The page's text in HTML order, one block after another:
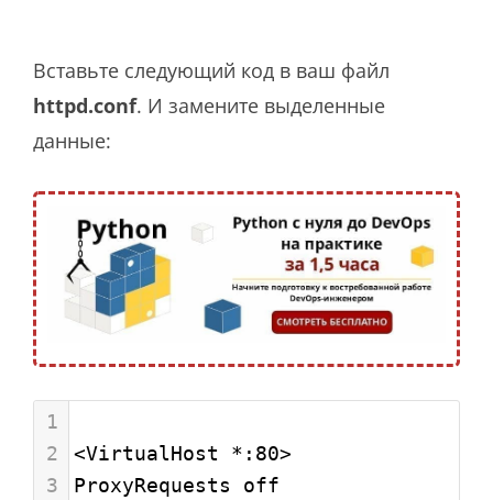
Вставьте следующий код в ваш файл
httpd.conf. И замените выделенные
данные:
1
2
<VirtualHost *:80>
3
ProxyRequests off